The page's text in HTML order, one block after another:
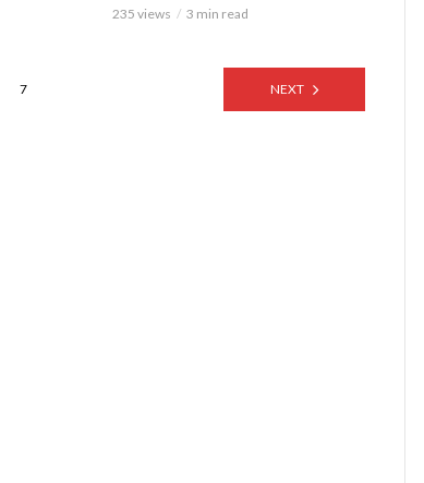
235 views 3 min read
7 NEXT